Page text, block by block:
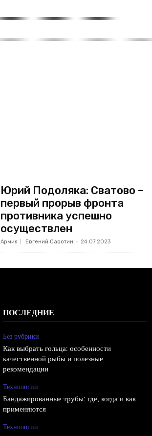
Юрий Подоляка: Сватово –
первый прорыв фронта
противника успешно
осуществлен
Армия Евгений Савотин - 24.07.2023
ПОСЛЕДНИЕ
Без рубрики
Как выбрать гольца: особенности
качественной рыбы и полезные
рекомендации
Технологии
Бандажированные трубы: где, когда и как
применяются
Технологии